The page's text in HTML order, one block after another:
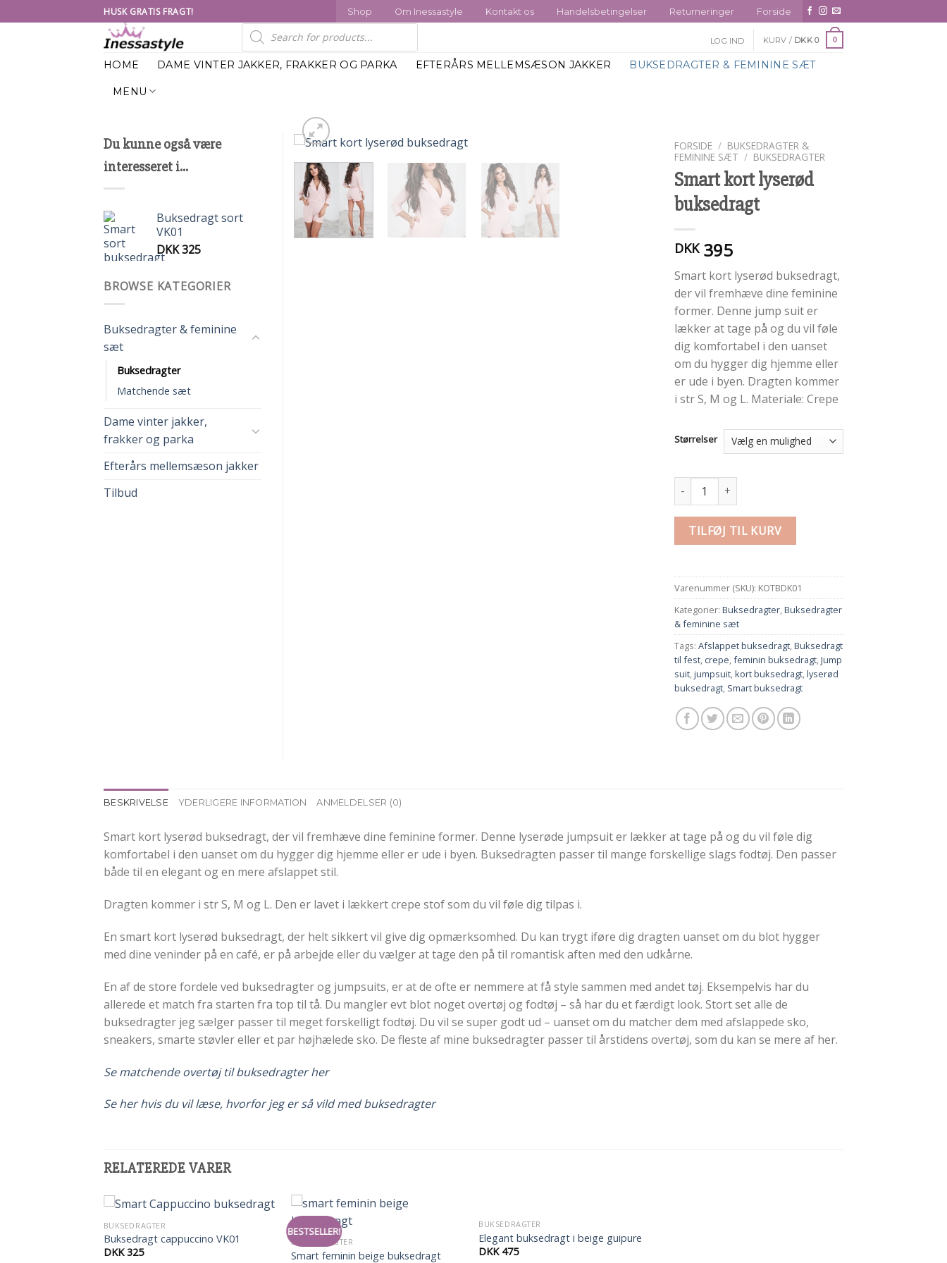
to
HUSK GRATIS FRAGT! Shop Om Inessastyle Kontakt os Handelsbetingelser Returneringer Forside
Products
search LOG IND KURV / DKK0 0
HOME DAME VINTER JAKKER, FRAKKER OG PARKA EFTERÅRS MELLEMSÆSON JAKKER BUKSEDRAGTER & FEMININE SÆT
MENU
FORSIDE / BUKSEDRAGTER &
FEMININE SÆT / BUKSEDRAGTER
Smart kort lyserød
buksedragt
DKK395
Smart kort lyserød buksedragt,
der vil fremhæve dine feminine
former. Denne jump suit er
lækker at tage på og du vil føle
dig komfortabel i den uanset
om du hygger dig hjemme eller
er ude i byen. Dragten kommer
i str S, M og L. Materiale: Crepe
Størrelser
Smart kort lyserød buksedragt antal
TILFØJ TIL KURV
Varenummer (SKU): KOTBDK01
Kategorier: Buksedragter Buksedragter
& feminine sæt
Tags: Afslappet buksedragt Buksedragt
til fest crepe feminin buksedragt Jump
suit jumpsuit kort buksedragt lyserød
buksedragt Smart buksedragt
Du kunne også være
interesseret i...
Buksedragt sort
VK01
DKK325
BROWSE KATEGORIER
Buksedragter & feminine
sæt
Buksedragter
Matchende sæt
Dame vinter jakker,
frakker og parka
Efterårs mellemsæson jakker
Tilbud
BESKRIVELSE YDERLIGERE INFORMATION ANMELDELSER (0)
Smart kort lyserød buksedragt, der vil fremhæve dine feminine former. Denne lyserøde jumpsuit er lækker at tage på og du vil føle dig
komfortabel i den uanset om du hygger dig hjemme eller er ude i byen. Buksedragten passer til mange forskellige slags fodtøj. Den passer
både til en elegant og en mere afslappet stil.
Dragten kommer i str S, M og L. Den er lavet i lækkert crepe stof som du vil føle dig tilpas i.
En smart kort lyserød buksedragt, der helt sikkert vil give dig opmærksomhed. Du kan trygt iføre dig dragten uanset om du blot hygger
med dine veninder på en café, er på arbejde eller du vælger at tage den på til romantisk aften med den udkårne.
En af de store fordele ved buksedragter og jumpsuits, er at de ofte er nemmere at få style sammen med andet tøj. Eksempelvis har du
allerede et match fra starten fra top til tå. Du mangler evt blot noget overtøj og fodtøj – så har du et færdigt look. Stort set alle de
buksedragter jeg sælger passer til meget forskelligt fodtøj. Du vil se super godt ud – uanset om du matcher dem med afslappede sko,
sneakers, smarte støvler eller et par højhælede sko. De fleste af mine buksedragter passer til årstidens overtøj, som du kan se mere af her.
Se matchende overtøj til buksedragter her
Se her hvis du vil læse, hvorfor jeg er så vild med buksedragter
RELATEREDE VARER
BUKSEDRAGTER
Buksedragt cappuccino VK01
DKK325
BESTSELLER!
BUKSEDRAGTER
Smart feminin beige buksedragt
BUKSEDRAGTER
Elegant buksedragt i beige guipure
DKK475